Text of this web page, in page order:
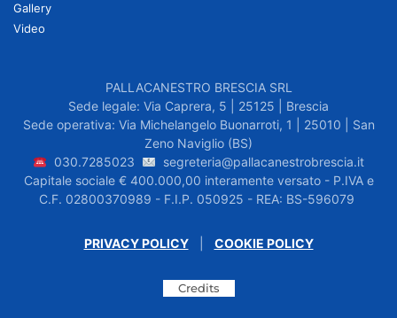
Gallery
Video
PALLACANESTRO BRESCIA SRL
Sede legale: Via Caprera, 5 | 25125 | Brescia
Sede operativa: Via Michelangelo Buonarroti, 1 | 25010 | San
Zeno Naviglio (BS)
030.7285023
segreteria@pallacanestrobrescia.it
Capitale sociale € 400.000,00 interamente versato - P.IVA e
C.F. 02800370989 - F.I.P. 050925 - REA: BS-596079
PRIVACY POLICY| COOKIE POLICY
Credits